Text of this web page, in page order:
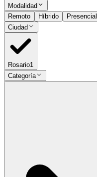
Modalidad
Remoto
Híbrido
Presencial
Ciudad
Rosario1
Categoría